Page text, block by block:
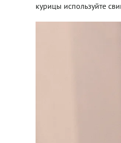
курицы используйте